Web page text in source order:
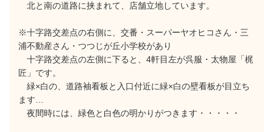
北と南の道路に挟まれて、店舗立地しています。
※十字路交差点の右側に、交番・スーパーヤオヒコさん・三
浦不動産さん・つつじが丘小学校があり
十字路交差点の左側に下ると、4軒目左が呉服・太物屋「梶
匠」です。
緑×白の、道路袖看板と入口付近に緑×白の壁看板が目立ち
ます…
夜間時には、緑色と白色の明かりがつきます・・・・・